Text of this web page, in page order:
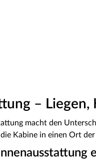
–
macht den
Kabine in einen Ort